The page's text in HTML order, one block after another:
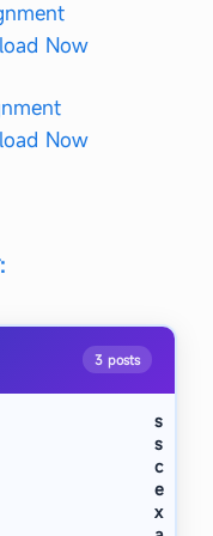
Now
Now
3 posts
s
s
c
e
x